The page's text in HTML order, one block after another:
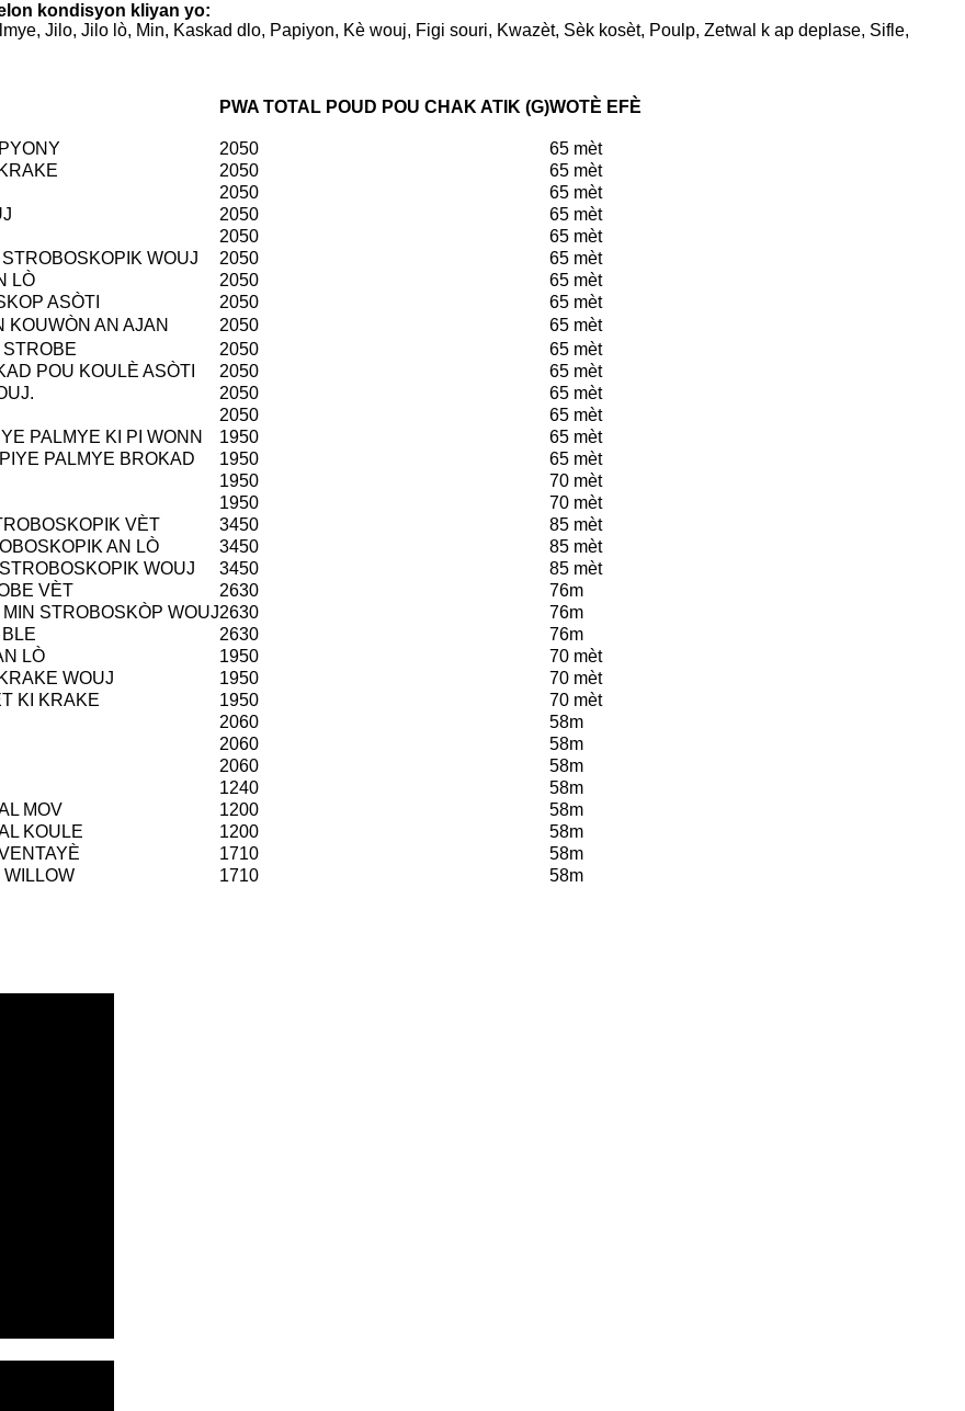
kondisyon kliyan yo:
Jilo, Jilo lò, Min, Kaskad dlo, Papiyon, Kè wouj, Figi souri, Kwazèt, Sèk kosèt, Poulp, Zetwal k ap deplase, Sifle,
PWA TOTAL POUD POU CHAK ATIK (G)WOTÈ EFÈ
2050
65 mèt
2050
65 mèt
2050
65 mèt
2050
65 mèt
2050
65 mèt
WOUJ
2050
65 mèt
LÒ
2050
65 mèt
ASÒTI
2050
65 mèt
KOUWÒN AN AJAN
2050
65 mèt
2050
65 mèt
POU KOULÈ ASÒTI
2050
65 mèt
2050
65 mèt
2050
65 mèt
PALMYE KI PI WONN
1950
65 mèt
PALMYE BROKAD
1950
65 mèt
1950
70 mèt
1950
70 mèt
VÈT
3450
85 mèt
AN LÒ
3450
85 mèt
WOUJ
3450
85 mèt
VÈT
2630
76m
STROBOSKÒP WOUJ2630
76m
2630
76m
LÒ
1950
70 mèt
WOUJ
1950
70 mèt
KI KRAKE
1950
70 mèt
2060
58m
2060
58m
2060
58m
1240
58m
MOV
1200
58m
KOULE
1200
58m
1710
58m
1710 58m